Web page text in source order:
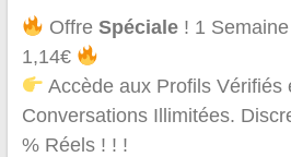
OffreSpéciale ! 1
1,14€
Accède aux Profils Vérifiés
Conversations Illimitées.
% Réels ! ! !